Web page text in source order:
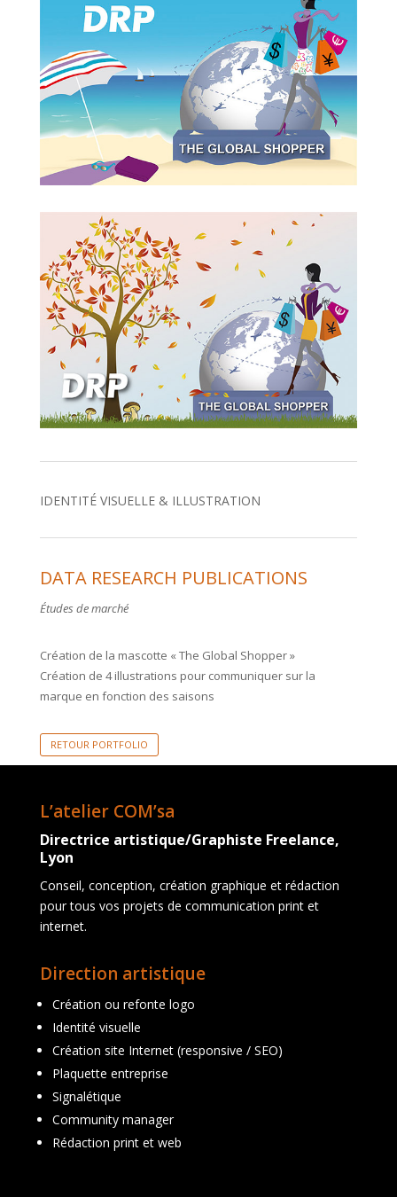
IDENTITÉ VISUELLE & ILLUSTRATION
DATA RESEARCH PUBLICATIONS
Études de marché
Création de la mascotte « The Global Shopper »
Création de 4 illustrations pour communiquer sur la
marque en fonction des saisons
RETOUR PORTFOLIO
L’atelier COM’sa
Directrice artistique/Graphiste Freelance,
Lyon
Conseil, conception, création graphique et rédaction
pour tous vos projets de communication print et
internet.
Direction artistique
Création ou refonte logo
Identité visuelle
Création site Internet (responsive / SEO)
Plaquette entreprise
Signalétique
Community manager
Rédaction print et web